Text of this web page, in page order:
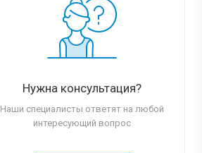
Нужна консультация?
Наши специалисты ответят на любой
интересующий вопрос